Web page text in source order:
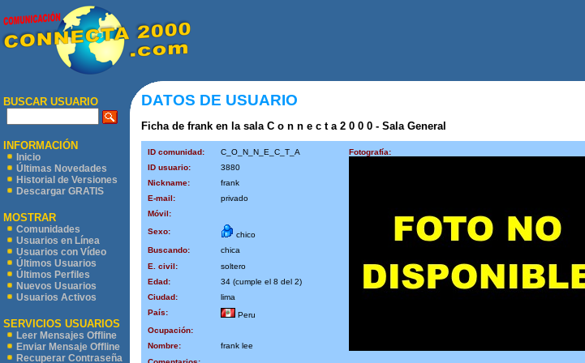
BUSCAR USUARIO
INFORMACIÓN
Inicio
Últimas Novedades
Historial de Versiones
Descargar GRATIS
MOSTRAR
Comunidades
Usuarios en Línea
Usuarios con Vídeo
Últimos Usuarios
Últimos Perfiles
Nuevos Usuarios
Usuarios Activos
SERVICIOS USUARIOS
Leer Mensajes Offline
Enviar Mensaje Offline
Recuperar Contraseña
DATOS DE USUARIO
Ficha de frank en la sala C o n n e c t a 2 0 0 0 - Sala General
ID comunidad: C_O_N_N_E_C_T_A
Fotografía:
ID usuario:
3880
Nickname:
frank
E-mail:
privado
Móvil:
Sexo:
chico
Buscando:
chica
E. civil:
soltero
Edad:
34 (cumple el 8 del 2)
Ciudad:
lima
País:
Peru
Ocupación:
Nombre:
frank lee